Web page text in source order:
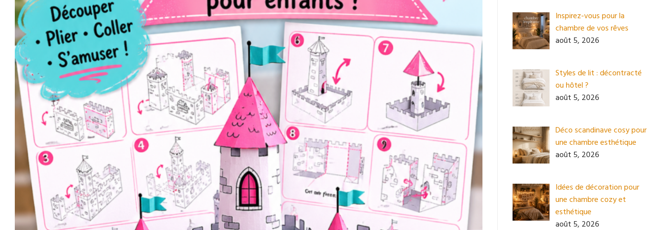
Inspirez-vous pour la
chambre de vos rêves
août 5, 2026
Styles de lit : décontracté
ou hôtel ?
août 5, 2026
Déco scandinave cosy pour
une chambre esthétique
août 5, 2026
Idées de décoration pour
une chambre cozy et
esthétique
août 5, 2026